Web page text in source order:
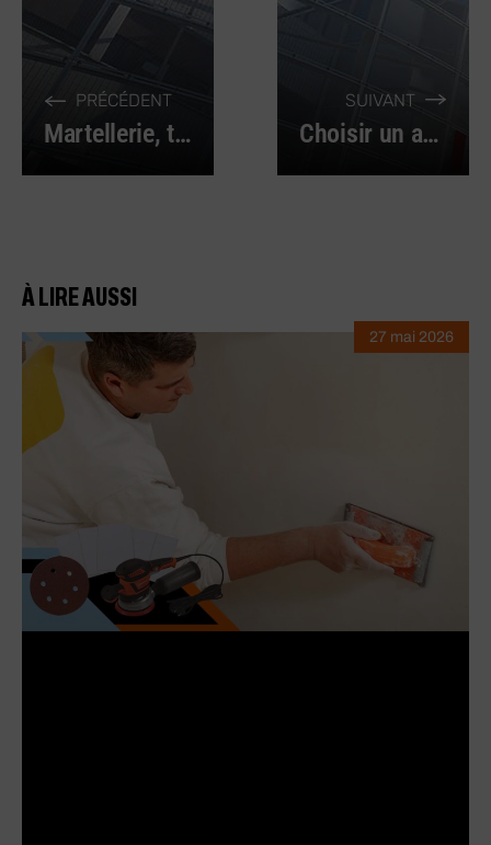
PRÉCÉDENT
Martellerie, tout savoir pour bien choisir
SUIVANT
Choisir un aspirateur à eau et à poussière
À LIRE AUSSI
27 mai 2026